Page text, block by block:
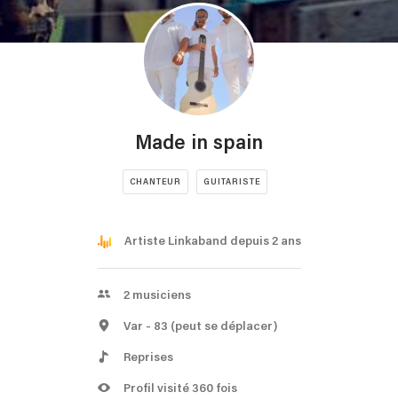
Made in spain
CHANTEUR GUITARISTE
Artiste Linkaband depuis 2 ans
2 musiciens
Var - 83 (peut se déplacer)
Reprises
Profil visité 360 fois